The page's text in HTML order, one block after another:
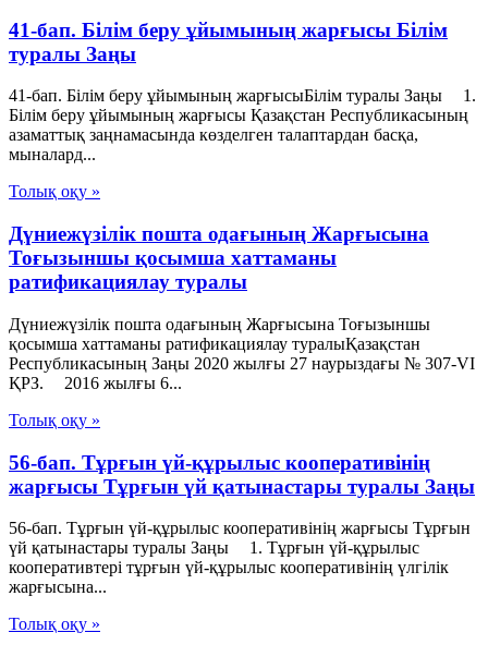
41-бап. Білім беру ұйымының жарғысы Білім
туралы Заңы
41-бап. Білім беру ұйымының жарғысыБілім туралы Заңы 1.
Білім беру ұйымының жарғысы Қазақстан Республикасының
азаматтық заңнамасында көзделген талаптардан басқа,
мыналард...
Толық оқу »
Дүниежүзілік пошта одағының Жарғысына
Тоғызыншы қосымша хаттаманы
ратификациялау туралы
Дүниежүзілік пошта одағының Жарғысына Тоғызыншы
қосымша хаттаманы ратификациялау туралыҚазақстан
Республикасының Заңы 2020 жылғы 27 наурыздағы № 307-VІ
ҚРЗ. 2016 жылғы 6...
Толық оқу »
56-бап. Тұрғын үй-құрылыс кооперативiнiң
жарғысы Тұрғын үй қатынастары туралы Заңы
56-бап. Тұрғын үй-құрылыс кооперативiнiң жарғысы Тұрғын
үй қатынастары туралы Заңы 1. Тұрғын үй-құрылыс
кооперативтері тұрғын үй-құрылыс кооперативінің үлгілік
жарғысына...
Толық оқу »